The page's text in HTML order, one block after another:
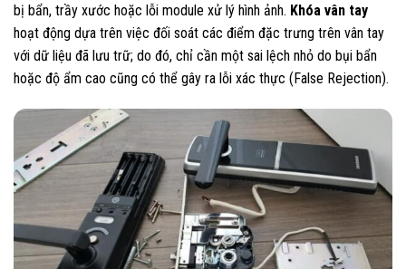
bị bẩn, trầy xước hoặc lỗi module xử lý hình ảnh. Khóa vân tay
hoạt động dựa trên việc đối soát các điểm đặc trưng trên vân tay
với dữ liệu đã lưu trữ; do đó, chỉ cần một sai lệch nhỏ do bụi bẩn
hoặc độ ẩm cao cũng có thể gây ra lỗi xác thực (False Rejection).